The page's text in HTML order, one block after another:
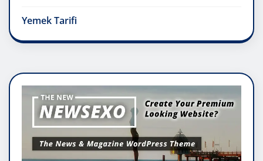
Yemek Tarifi